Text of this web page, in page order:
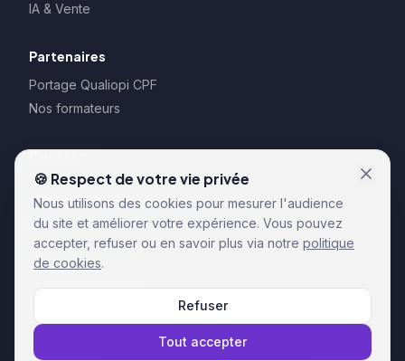
IA & Vente
Partenaires
Portage Qualiopi CPF
Nos formateurs
128 rue la Boétie
75008 Paris – France
CGV
Règlements formation
Politique de cookies
© 2026 Gobitwin. Tous droits réservés.
🍪 Respect de votre vie privée
Nous utilisons des cookies pour mesurer l'audience
du site et améliorer votre expérience. Vous pouvez
accepter, refuser ou en savoir plus via notre politique
de cookies.
Refuser
Tout accepter